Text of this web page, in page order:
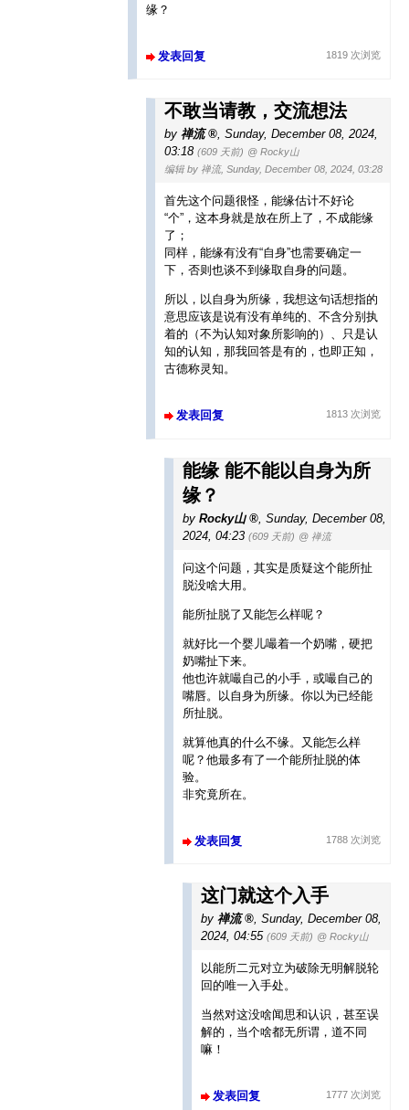
缘？
发表回复 1819 次浏览
不敢当请教，交流想法
by 禅流 , Sunday, December 08, 2024,
03:18 (609 天前) @ Rocky山
编辑 by 禅流, Sunday, December 08, 2024, 03:28
首先这个问题很怪，能缘估计不好论
“个”，这本身就是放在所上了，不成能缘
了；
同样，能缘有没有“自身”也需要确定一
下，否则也谈不到缘取自身的问题。
所以，以自身为所缘，我想这句话想指的
意思应该是说有没有单纯的、不含分别执
着的（不为认知对象所影响的）、只是认
知的认知，那我回答是有的，也即正知，
古德称灵知。
发表回复 1813 次浏览
能缘 能不能以自身为所
缘？
by Rocky山
Sunday, December 08,
2024, 04:23 (609 天前) @ 禅流
问这个问题，其实是质疑这个能所扯
脱没啥大用。
能所扯脱了又能怎么样呢？
就好比一个婴儿嘬着一个奶嘴，硬把
奶嘴扯下来。
他也许就嘬自己的小手，或嘬自己的
嘴唇。以自身为所缘。你以为已经能
所扯脱。
就算他真的什么不缘。又能怎么样
呢？他最多有了一个能所扯脱的体
验。
非究竟所在。
发表回复 1788 次浏览
这门就这个入手
by 禅流 , Sunday, December 08,
2024, 04:55 (609 天前) @ Rocky山
以能所二元对立为破除无明解脱轮
回的唯一入手处。
当然对这没啥闻思和认识，甚至误
解的，当个啥都无所谓，道不同
嘛！
发表回复 1777 次浏览